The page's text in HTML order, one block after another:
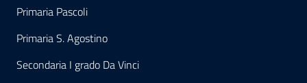
Primaria Pascoli
Primaria S. Agostino
Secondaria I grado Da Vinci